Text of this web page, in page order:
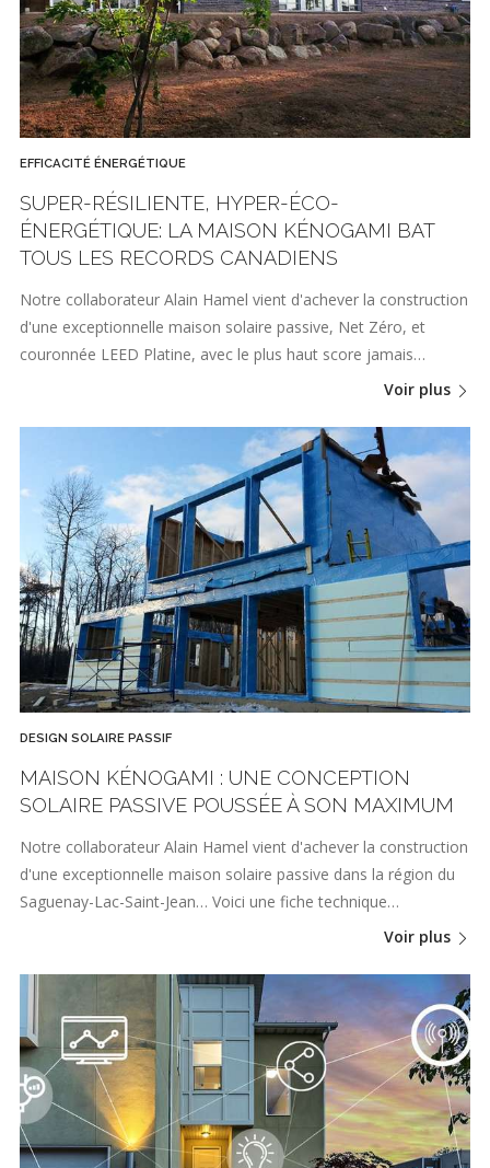
EFFICACITÉ ÉNERGÉTIQUE
SUPER-RÉSILIENTE, HYPER-ÉCO-
ÉNERGÉTIQUE: LA MAISON KÉNOGAMI BAT
TOUS LES RECORDS CANADIENS
Notre collaborateur Alain Hamel vient d'achever la construction
d'une exceptionnelle maison solaire passive, Net Zéro, et
couronnée LEED Platine, avec le plus haut score jamais…
Voir plus
DESIGN SOLAIRE PASSIF
MAISON KÉNOGAMI : UNE CONCEPTION
SOLAIRE PASSIVE POUSSÉE À SON MAXIMUM
Notre collaborateur Alain Hamel vient d'achever la construction
d'une exceptionnelle maison solaire passive dans la région du
Saguenay-Lac-Saint-Jean… Voici une fiche technique…
Voir plus